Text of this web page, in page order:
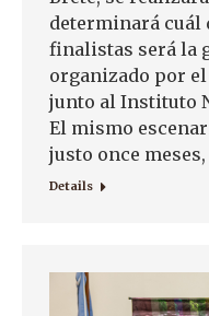
determinará cuál
finalistas será la
organizado por
junto al Instituto
El mismo
justo once
Details